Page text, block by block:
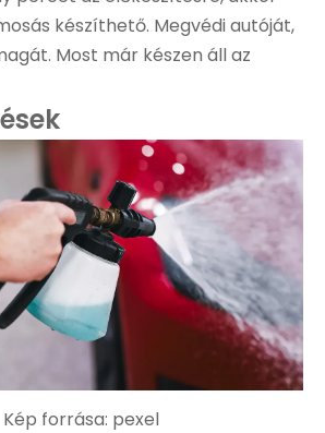
készíthető. Megvédi autóját,
Most már készen áll az
Kép forrása: pexel